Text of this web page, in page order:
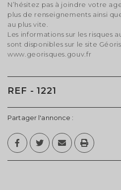
N’hésitez pas à joindre votre
plus de renseignements ainsi
au plus vite.
Les informations sur les risques
sont disponibles sur le site
www.georisques.gouv.fr
REF - 1221
Partager l'annonce :